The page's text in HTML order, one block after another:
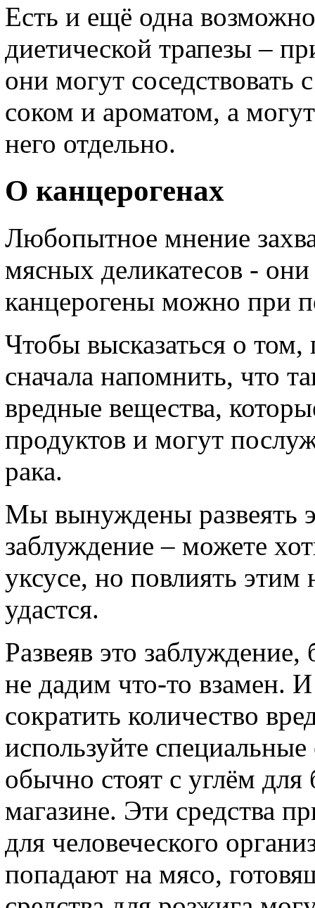
Есть и ещё одна
диетической трапезы –
они могут соседствовать
соком и ароматом, а
него отдельно.
О канцерогенах
Любопытное мнение
мясных деликатесов -
канцерогены можно при
Чтобы высказаться о
сначала напомнить, что
вредные вещества,
продуктов и могут
рака.
Мы вынуждены развеять
заблуждение – можете
уксусе, но повлиять этим
удастся.
Развеяв это
не дадим что-то взамен.
сократить количество
используйте
обычно стоят с углём
магазине. Эти средства
для человеческого
попадают на мясо,